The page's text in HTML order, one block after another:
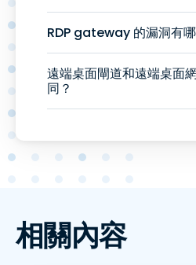
RDP gateway 的漏洞有
遠端桌面閘道和遠端桌面
同？
相關內容